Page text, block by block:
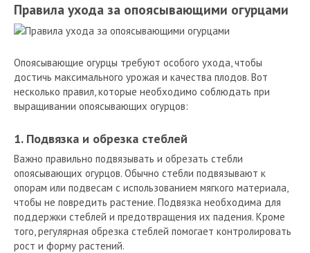
Правила ухода за опоясывающими огурцами
Опоясывающие огурцы требуют особого ухода, чтобы
достичь максимального урожая и качества плодов. Вот
несколько правил, которые необходимо соблюдать при
выращивании опоясывающих огурцов:
1. Подвязка и обрезка стеблей
Важно правильно подвязывать и обрезать стебли
опоясывающих огурцов. Обычно стебли подвязывают к
опорам или подвесам с использованием мягкого материала,
чтобы не повредить растение. Подвязка необходима для
поддержки стеблей и предотвращения их падения. Кроме
того, регулярная обрезка стеблей помогает контролировать
рост и форму растений.